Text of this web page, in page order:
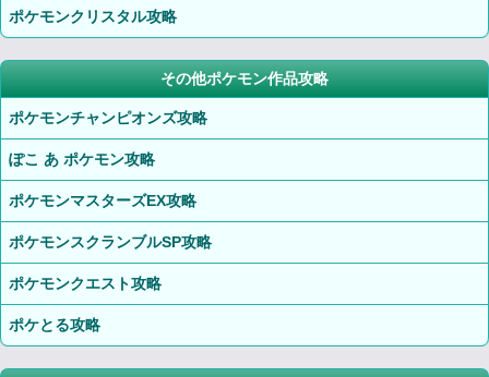
ポケモンクリスタル攻略
その他ポケモン作品攻略
ポケモンチャンピオンズ攻略
ぽこ あ ポケモン攻略
ポケモンマスターズEX攻略
ポケモンスクランブルSP攻略
ポケモンクエスト攻略
ポケとる攻略